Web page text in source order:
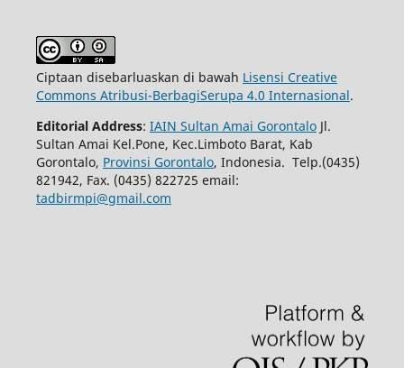
Ciptaan disebarluaskan di bawah Lisensi Creative
Commons Atribusi-BerbagiSerupa 4.0 Internasional.
Editorial Address: IAIN Sultan Amai GorontaloJl.
Sultan Amai Kel.Pone, Kec.Limboto Barat, Kab
Gorontalo, Provinsi Gorontalo, Indonesia. Telp.(0435)
821942, Fax. (0435) 822725 email:
tadbirmpi@gmail.com